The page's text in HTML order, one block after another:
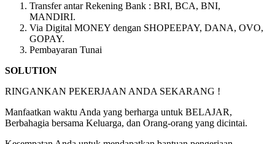
Transfer antar Rekening Bank : BRI, BCA, BNI,
MANDIRI.
Via Digital MONEY dengan SHOPEEPAY, DANA, OVO,
GOPAY.
Pembayaran Tunai
SOLUTION
RINGANKAN PEKERJAAN ANDA SEKARANG !
Manfaatkan waktu Anda yang berharga untuk BELAJAR,
Berbahagia bersama Keluarga, dan Orang-orang yang dicintai.